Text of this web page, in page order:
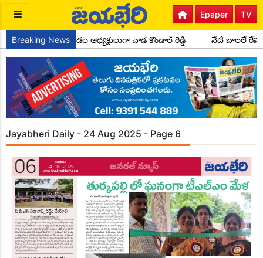
TV
Epaper
Breaking News
పార్టీ సైదాపూర్ మండల అధ్యక్షులుగా చాడ కొండాల్ రెడ్డి నేటి బాలలే
Jayabheri Daily - 24 Aug 2025 - Page 6